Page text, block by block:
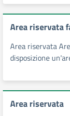
Area riservata
Area riservata
disposizione
Area riservata